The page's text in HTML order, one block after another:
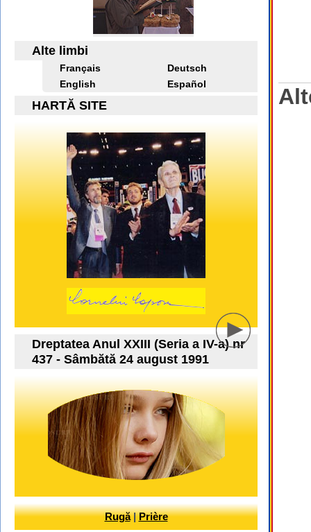
Alte limbi
Français
Deutsch
English
Español
HARTĂ SITE
Dreptatea Anul XXIII (Seria a IV-a) nr
437 - Sâmbătă 24 august 1991
Rugă|Prière